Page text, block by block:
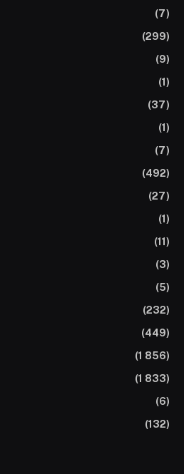
(7)
(299)
(9)
(1)
(37)
(1)
(7)
(492)
(27)
(1)
(11)
(3)
(5)
(232)
(449)
(1 856)
(1 833)
(6)
(132)